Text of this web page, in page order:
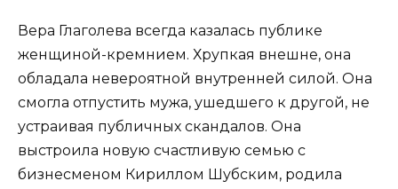
Вера Глаголева всегда казалась публике
женщиной-кремнием. Хрупкая внешне, она
обладала невероятной внутренней силой. Она
смогла отпустить мужа, ушедшего к другой, не
устраивая публичных скандалов. Она
выстроила новую счастливую семью с
бизнесменом Кириллом Шубским, родила